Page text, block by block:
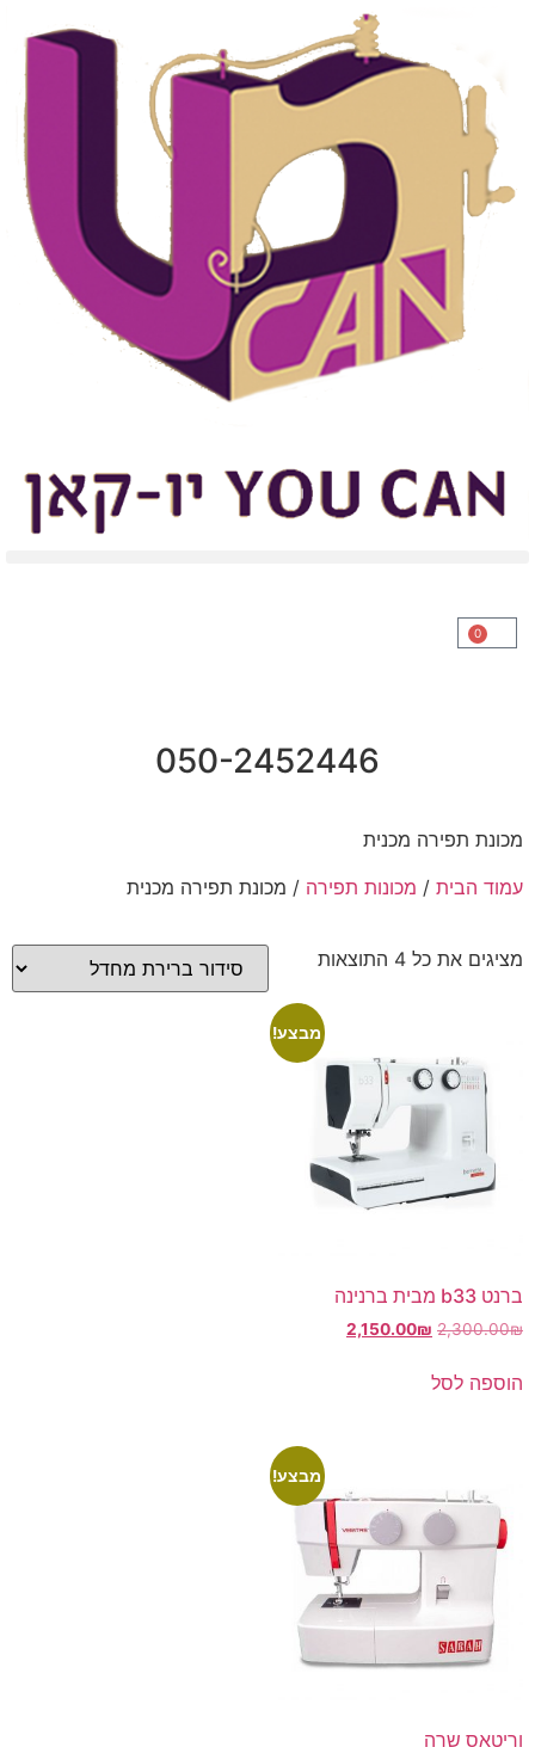
0
050-2452446
מכונת תפירה מכנית
עמוד הבית / מכונות תפירה / מכונת תפירה מכנית
מציגים את כל ⁦4⁩ התוצאות
מבצע!
ברנט b33 מבית ברנינה
2,300.00₪
2,150.00₪
הוספה לסל
מבצע!
וריטאס שרה